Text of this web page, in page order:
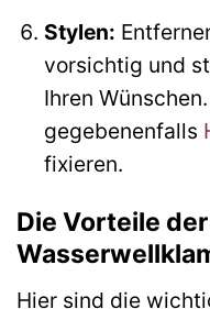
Stylen:
vorsichtig und
Ihren
gegebenenfalls
fixieren.
Die Vorteile
Hier sind die